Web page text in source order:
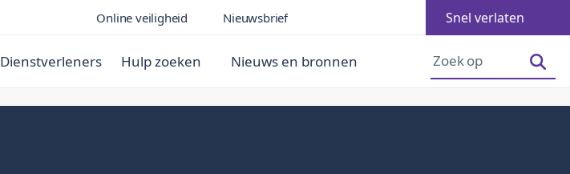
Online veiligheid Nieuwsbrief Snel verlaten
Dienstverleners Hulp zoeken Nieuws en bronnen